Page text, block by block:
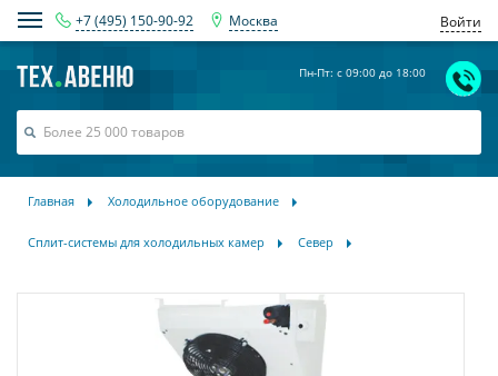
+7 (495) 150-90-92 Москва Войти
Пн-Пт: с 09:00 до 18:00
Главная Холодильное оборудование
Сплит-системы для холодильных камер Север